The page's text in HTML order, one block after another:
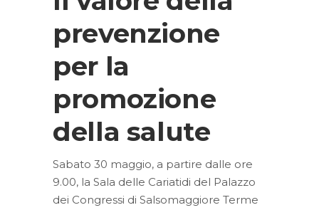
prevenzione
per la
promozione
della salute
Sabato 30 maggio, a partire dalle ore
9.00, la Sala delle Cariatidi del Palazzo
dei Congressi di Salsomaggiore Terme